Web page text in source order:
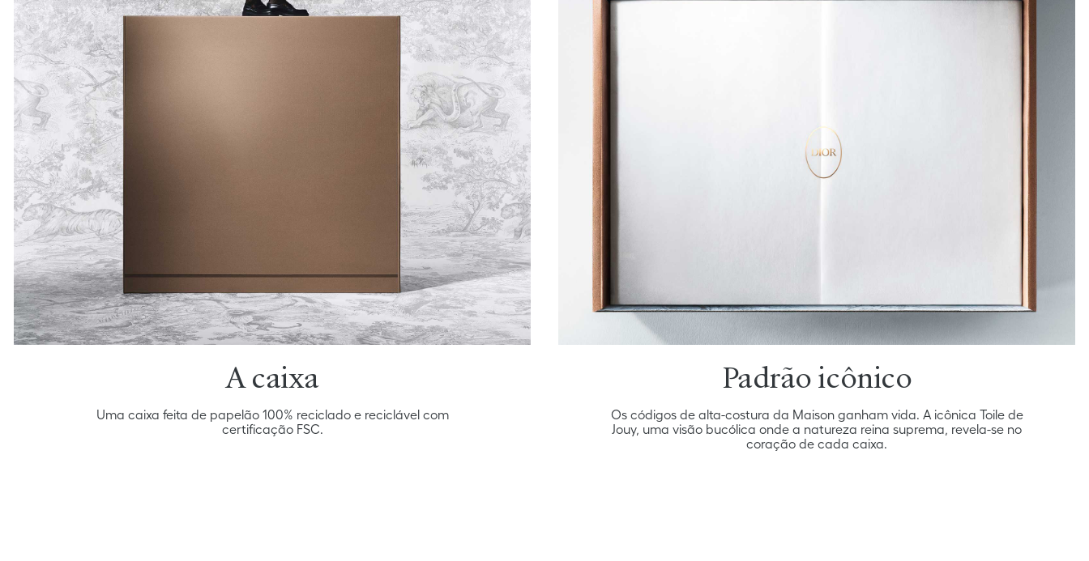
A caixa
Uma caixa feita de papelão 100% reciclado e reciclável com
certificação FSC.
Padrão icônico
Os códigos de alta-costura da Maison ganham vida. A icônica Toile de
Jouy, uma visão bucólica onde a natureza reina suprema, revela-se no
coração de cada caixa.